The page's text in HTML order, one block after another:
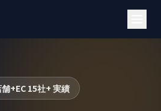
+EC 15社+ 実績